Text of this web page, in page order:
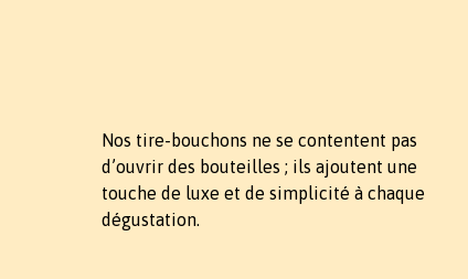
Nos tire-bouchons ne se contentent pas
d’ouvrir des bouteilles ; ils ajoutent une
touche de luxe et de simplicité à chaque
dégustation.